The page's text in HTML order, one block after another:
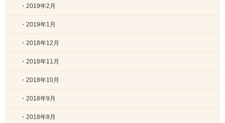
・2019年2月
・2019年1月
・2018年12月
・2018年11月
・2018年10月
・2018年9月
・2018年8月